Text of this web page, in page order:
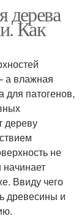
дерева
Как
а влажная
для патогенов,
дереву
не
начинает
Ввиду чего
древесины и